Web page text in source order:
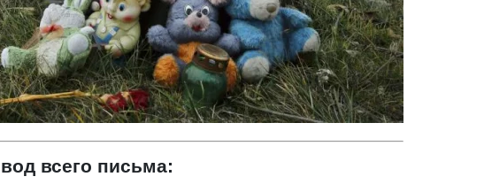
всего письма: